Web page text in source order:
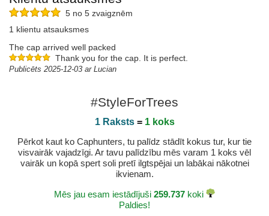
5 no 5 zvaigznēm
1 klientu atsauksmes
The cap arrived well packed
Thank you for the cap. It is perfect.
Publicēts 2025-12-03 ar Lucian
#StyleForTrees
1 Raksts= 1 koks
Pērkot kaut ko Caphunters, tu palīdz stādīt kokus tur, kur tie
visvairāk vajadzīgi. Ar tavu palīdzību mēs varam 1 koks vēl
vairāk un kopā spert soli pretī ilgtspējai un labākai nākotnei
ikvienam.
Mēs jau esam iestādījuši 259.737 koki
Paldies!